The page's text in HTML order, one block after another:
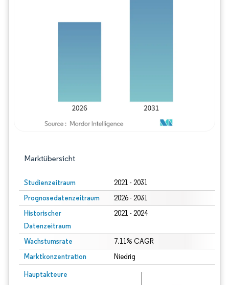
Marktübersicht
Studienzeitraum 2021 - 2031
Prognosedatenzeitraum 2026 - 2031
Historischer
Datenzeitraum
2021 - 2024
Wachstumsrate 7.11% CAGR
Marktkonzentration Niedrig
Hauptakteure
Bild © Mordor Intelligence. Wiederverwendung erfordert Namensnennung